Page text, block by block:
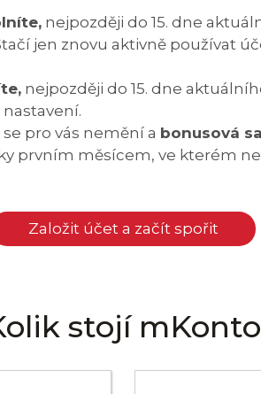
nejpozději do 15. dne
jen znovu aktivně používat
nejpozději do 15. dne
se pro vás nemění a bonusová
prvním měsícem, ve kterém
Založit účet a začít spořit
stojí mKonto